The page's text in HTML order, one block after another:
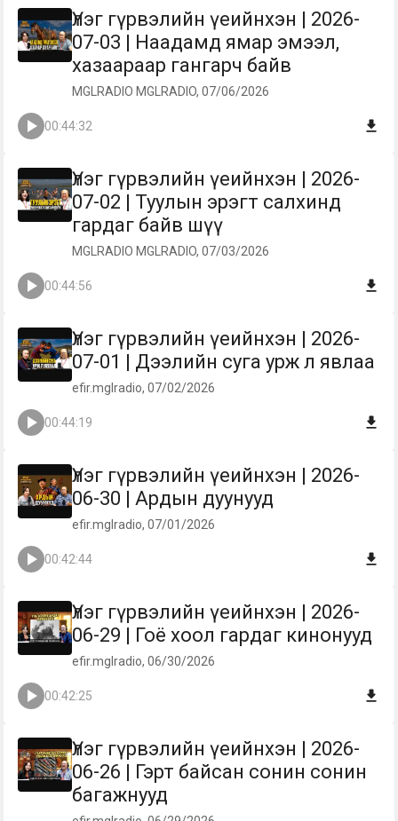
Үлэг гүрвэлийн үеийнхэн | 2026-
07-03 | Наадамд ямар эмээл,
хазаараар гангарч байв
MGLRADIO MGLRADIO, 07/06/2026
00:44:32
Үлэг гүрвэлийн үеийнхэн | 2026-
07-02 | Туулын эрэгт салхинд
гардаг байв шүү
MGLRADIO MGLRADIO, 07/03/2026
00:44:56
Үлэг гүрвэлийн үеийнхэн | 2026-
07-01 | Дээлийн суга урж л явлаа
efir.mglradio, 07/02/2026
00:44:19
Үлэг гүрвэлийн үеийнхэн | 2026-
06-30 | Ардын дуунууд
efir.mglradio, 07/01/2026
00:42:44
Үлэг гүрвэлийн үеийнхэн | 2026-
06-29 | Гоё хоол гардаг кинонууд
efir.mglradio, 06/30/2026
00:42:25
Үлэг гүрвэлийн үеийнхэн | 2026-
06-26 | Гэрт байсан сонин сонин
багажнууд